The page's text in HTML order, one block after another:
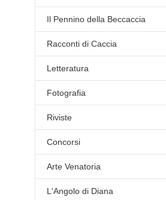
Il Pennino della Beccaccia
Racconti di Caccia
Letteratura
Fotografia
Riviste
Concorsi
Arte Venatoria
L'Angolo di Diana